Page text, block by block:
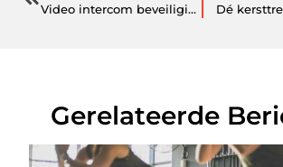
Video intercom beveiligingssystemen Dé
Gerelateerde